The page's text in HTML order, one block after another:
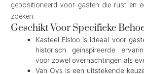
gepositioneerd voor gasten die rust en
zoeken.
Geschikt Voor Specifieke
Kasteel Elsloo is ideaal voor
historisch geïnspireerde
voor zowel overnachtingen als
Van Oys is een uitstekende